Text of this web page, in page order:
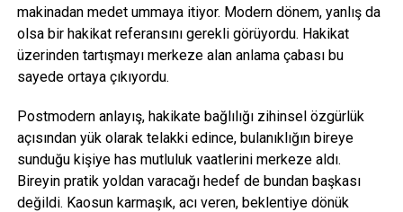
makinadan medet ummaya itiyor. Modern dönem, yanlış da
olsa bir hakikat referansını gerekli görüyordu. Hakikat
üzerinden tartışmayı merkeze alan anlama çabası bu
sayede ortaya çıkıyordu.
Postmodern anlayış, hakikate bağlılığı zihinsel özgürlük
açısından yük olarak telakki edince, bulanıklığın bireye
sunduğu kişiye has mutluluk vaatlerini merkeze aldı.
Bireyin pratik yoldan varacağı hedef de bundan başkası
değildi. Kaosun karmaşık, acı veren, beklentiye dönük